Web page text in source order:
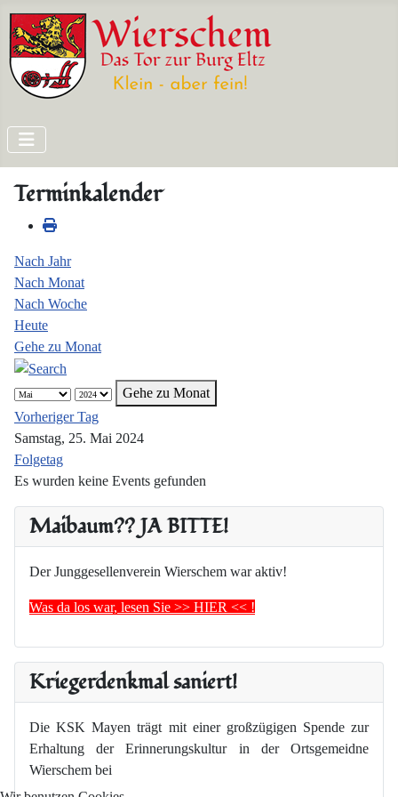
Maibaum?? JA BITTE!
Der Junggesellenverein Wierschem war aktiv!
Was da los war, lesen Sie >> HIER << !
Kriegerdenkmal saniert!
Die KSK Mayen trägt mit einer großzügigen Spende zur
Erhaltung der Erinnerungskultur in der Ortsgemeidne
Wierschem bei
Terminkalender
Nach Jahr
Nach Monat
Nach Woche
Heute
Gehe zu Monat
Gehe zu Monat
Vorheriger Tag
Samstag, 25. Mai 2024
Folgetag
Es wurden keine Events gefunden